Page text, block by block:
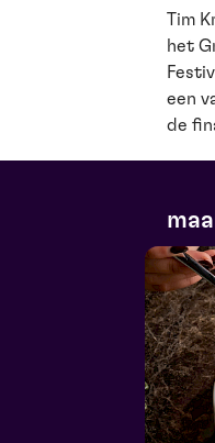
Tim
het
een
de